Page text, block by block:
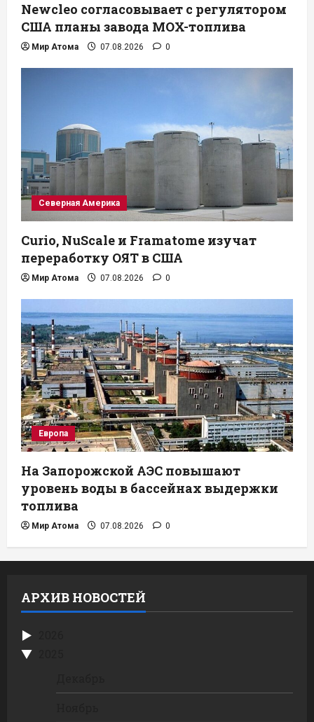
Newcleo согласовывает с регулятором
США планы завода MOX-топлива
Мир Атома 07.08.2026 0
Северная Америка
Curio, NuScale и Framatome изучат
переработку ОЯТ в США
Мир Атома 07.08.2026 0
Европа
На Запорожской АЭС повышают
уровень воды в бассейнах выдержки
топлива
Мир Атома 07.08.2026 0
АРХИВ НОВОСТЕЙ